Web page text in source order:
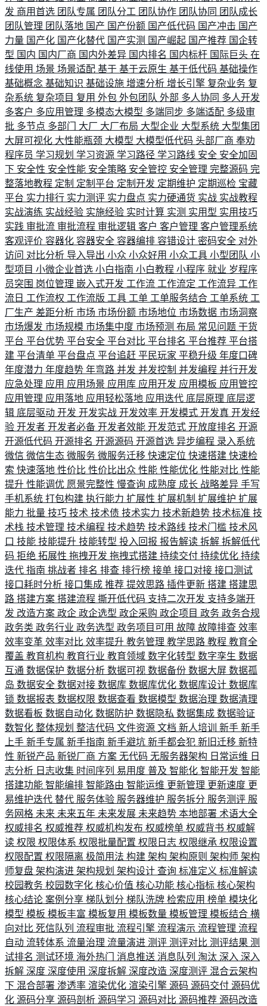
发 商用首选 团队专属 团队分工 团队协作 团队协同 团队成长
团队管理 团队落地 国产 国产份额 国产低代码 国产冲击 国产
力量 国产化 国产化替代 国产实测 国产崛起 国产推荐 国企转
型 国内 国内厂商 国内外差异 国内排名 国内标杆 国际巨头 在
线使用 场景 场景适配 基于 基于云原生 基于低代码 基础操作
基础概念 基础知识 基础设施 增速分析 增长引擎 复杂业务 复
杂系统 复杂项目 复用 外包 外包团队 外部 多人协同 多人开发
多客户 多应用管理 多模态大模型 多端同步 多端适配 多级审
批 多节点 多部门 大厂 大厂布局 大型企业 大型系统 大型集团
大屏可视化 大性能瓶颈 大模型 大模型低代码 头部厂商 奉劝
程序员 学习规划 学习资源 学习路径 学习路线 安全 安全加固
下 安全性 安全性能 安全策略 安全管控 安全管理 完整源码 完
整落地教程 定制 定制平台 定制开发 定期维护 定期巡检 宝藏
平台 实力排行 实力测评 实力盘点 实力硬通货 实战 实战教程
实战演练 实战经验 实施经验 实时计算 实测 实用型 实用技巧
实践 审批流 审批流程 审批逻辑 客户 客户管理 客户管理系统
客观评价 容器化 容器安全 容器编排 容错设计 密码安全 对外
访问 对比分析 导入导出 小众 小众好用 小众工具 小型团队 小
型项目 小微企业首选 小白指南 小白教程 小程序 就业 岁程序
员突围 岗位管理 嵌入式开发 工作流 工作流定 工作流异 工作
流日 工作流权 工作流版 工具 工单 工单服务结合 工单系统 工
厂生产 差距分析 市场 市场份额 市场地位 市场数据 市场洞察
市场爆发 市场规模 市场集中度 市场预测 布局 常见问题 干货
平台 平台优势 平台安全 平台对比 平台排名 平台推荐 平台搭
建 平台清单 平台盘点 平台追赶 平民玩家 平稳升级 年度口碑
年度潜力 年度趋势 年弯路 并发 并发控制 并发编程 并行开发
应急处理 应用 应用场景 应用库 应用开发 应用模板 应用管控
应用管理 应用落地 应用轻松落地 应用迭代 底层原理 底层逻
辑 底层驱动 开发 开发实战 开发效率 开发模式 开发真 开发经
验 开发者 开发者必备 开发者效能 开发范式 开放度排名 开源
开源低代码 开源排名 开源源码 开源首选 异步编程 录入系统
微信 微信生态 微服务 微服务迁移 快速定位 快速搭建 快速检
索 快速落地 性价比 性价比出众 性能 性能优化 性能对比 性能
提升 性能调优 愿景完整性 慢查询 成熟度 成长 战略差异 手写
手机系统 打包构建 执行能力 扩展性 扩展机制 扩展维护 扩展
能力 批量 技巧 技术 技术债 技术实力 技术新趋势 技术标准 技
术栈 技术管理 技术编程 技术趋势 技术路线 技术门槛 技术风
口 技能 技能提升 技能转型 投入回报 报告解读 拆解 拆解低代
码 拒绝 拓展性 拖拽开发 拖拽式搭建 持续交付 持续优化 持续
迭代 指南 挑战者 排名 排查 排行榜 接单 接口对接 接口测试
接口耗时分析 接口集成 推荐 提效思路 插件更新 搭建 搭建思
路 搭建方案 搭建流程 撕开低代码 支持二次开发 支持多端开
发 改造方案 政企 政企选型 政企采购 政企项目 政务 政务合规
政务类 政务行业 政务选型 政务项目可用 故障 故障排查 效率
效率变革 效率对比 效率提升 教务管理 教学思路 教程 教育全
覆盖 教育机构 教育行业 教育领域 数字化转型 数字孪生 数据
互通 数据保护 数据分析 数据可视 数据备份 数据大屏 数据孤
岛 数据安全 数据对接 数据库 数据库优化 数据库设计 数据库
锁 数据报表 数据权限 数据查看 数据模型 数据治理 数据清理
数据看板 数据自动化 数据防护 数据隐私 数据集成 数据验证
数智化 整体规划 整洁代码 文件资源 文档 新人培训 新手 新手
上手 新手专属 新手指南 新手避坑 新手都会犯 新旧迁移 新特
性 新锐产品 新锐厂商 方案 无代码 无服务器架构 日常运维 日
志分析 日志收集 时间序列 易用度 普及 智能化 智能开发 智能
搭建功能 智能编排 智能路由 智能运维 更新管理 更新速度 更
易维护迭代 替代 服务体验 服务器维护 服务拆分 服务测评 服
务网格 未来 未来五年 未来发展 未来趋势 本地部署 术语大全
权威排名 权威推荐 权威机构发布 权威榜单 权威背书 权威解
读 权限 权限体系 权限批量配置 权限日志 权限继承 权限设置
权限配置 权限隔离 极简用法 构建 架构 架构原则 架构师 架构
师复盘 架构演进 架构规划 架构设计 查询 标准定义 标准解读
校园教务 校园数字化 核心价值 核心功能 核心指标 核心架构
核心结论 案例分享 梯队划分 梯队洗牌 检索应用 榜单 模块化
模型 模板 模板丰富 模板复用 模板数量 模板管理 模板结合 横
向对比 死信队列 流程审批 流程引擎 流程演示 流程管理 流程
自动 流转体系 流量治理 流量演进 测评 测评对比 测评结果 测
试排名 测试环境 海外热门 消息推送 消息队列 淘汰 深入 深入
拆解 深度 深度使用 深度拆解 深度改造 深度测评 混合云架构
下 混合部署 渗透率 渲染优化 渲染引擎 源码 源码交付 源码优
化 源码分享 源码剖析 源码学习 源码对比 源码推荐 源码改造